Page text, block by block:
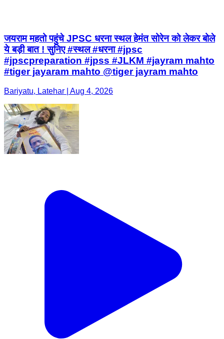
जयराम महतो पहुंचे JPSC धरना स्थल हेमंत सोरेन को लेकर बोले
ये बड़ी बात ! सुनिए #स्थल #धरना #jpsc
#jpscpreparation #jpss #JLKM #jayram mahto
#tiger jayaram mahto @tiger jayram mahto
Bariyatu, Latehar | Aug 4, 2026